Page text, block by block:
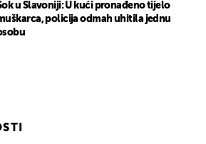
u Slavoniji: U kući pronađeno tijelo
policija odmah uhitila jednu